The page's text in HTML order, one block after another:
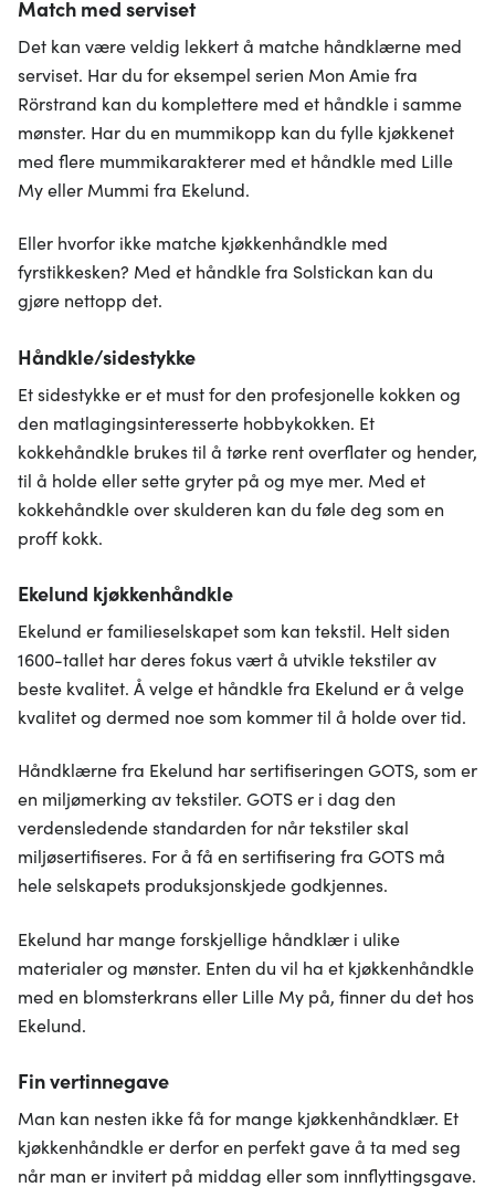
Match med serviset
Det kan være veldig lekkert å matche håndklærne med
serviset. Har du for eksempel serien Mon Amie fra
Rörstrand kan du komplettere med et håndkle i samme
mønster. Har du en mummikopp kan du fylle kjøkkenet
med flere mummikarakterer med et håndkle med Lille
My eller Mummi fra Ekelund.
Eller hvorfor ikke matche kjøkkenhåndkle med
fyrstikkesken? Med et håndkle fra Solstickan kan du
gjøre nettopp det.
Håndkle/sidestykke
Et sidestykke er et must for den profesjonelle kokken og
den matlagingsinteresserte hobbykokken. Et
kokkehåndkle brukes til å tørke rent overflater og hender,
til å holde eller sette gryter på og mye mer. Med et
kokkehåndkle over skulderen kan du føle deg som en
proff kokk.
Ekelund kjøkkenhåndkle
Ekelund er familieselskapet som kan tekstil. Helt siden
1600-tallet har deres fokus vært å utvikle tekstiler av
beste kvalitet. Å velge et håndkle fra Ekelund er å velge
kvalitet og dermed noe som kommer til å holde over tid.
Håndklærne fra Ekelund har sertifiseringen GOTS, som er
en miljømerking av tekstiler. GOTS er i dag den
verdensledende standarden for når tekstiler skal
miljøsertifiseres. For å få en sertifisering fra GOTS må
hele selskapets produksjonskjede godkjennes.
Ekelund har mange forskjellige håndklær i ulike
materialer og mønster. Enten du vil ha et kjøkkenhåndkle
med en blomsterkrans eller Lille My på, finner du det hos
Ekelund.
Fin vertinnegave
Man kan nesten ikke få for mange kjøkkenhåndklær. Et
kjøkkenhåndkle er derfor en perfekt gave å ta med seg
når man er invitert på middag eller som innflyttingsgave.